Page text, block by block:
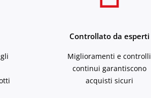
Controllato da esperti
Miglioramenti e controlli
continui garantiscono
acquisti sicuri